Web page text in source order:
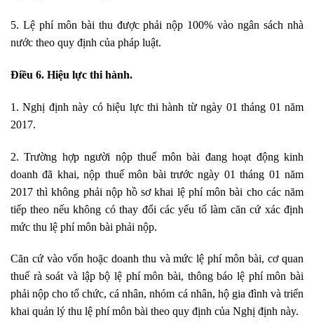
5. Lệ phí môn bài thu được phải nộp 100% vào ngân sách nhà
nước theo quy định của pháp luật.
Điều 6. Hiệu lực thi hành.
1. Nghị định này có hiệu lực thi hành từ ngày 01 tháng 01 năm
2017.
2. Trường hợp người nộp thuế môn bài đang hoạt động kinh
doanh đã khai, nộp thuếmôn bài trước ngày 01 tháng 01 năm
2017 thì không phải nộp hồ sơ khai lệ phí môn bài cho các năm
tiếp theo nếu không có thay đổi các yếu tố làm căn cứ xác định
mức thu lệ phí môn bài phải nộp.
Căn cứ vào vốn hoặc doanh thu và mức lệ phí môn bài, cơ quan
thuế rà soát và lập bộ lệ phí môn bài, thông báo lệ phí môn bài
phải nộp cho tổ chức, cá nhân, nhóm cá nhân, hộ gia đình và triển
khai quản lý thu lệ phí môn bài theo quy định của Nghị định này.